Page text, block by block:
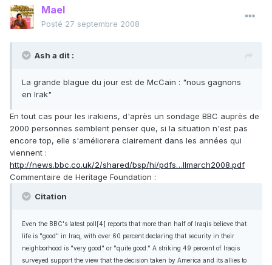
Mael
Posté 27 septembre 2008
Ash a dit :
La grande blague du jour est de McCain : "nous gagnons
en Irak"
En tout cas pour les irakiens, d'après un sondage BBC auprès de
2000 personnes semblent penser que, si la situation n'est pas
encore top, elle s'améliorera clairement dans les années qui
viennent :
http://news.bbc.co.uk/2/shared/bsp/hi/pdfs…llmarch2008.pdf
Commentaire de Heritage Foundation :
Citation
Even the BBC's latest poll[4] reports that more than half of Iraqis believe that
life is "good" in Iraq, with over 60 percent declaring that security in their
neighborhood is "very good" or "quite good." A striking 49 percent of Iraqis
surveyed support the view that the decision taken by America and its allies to